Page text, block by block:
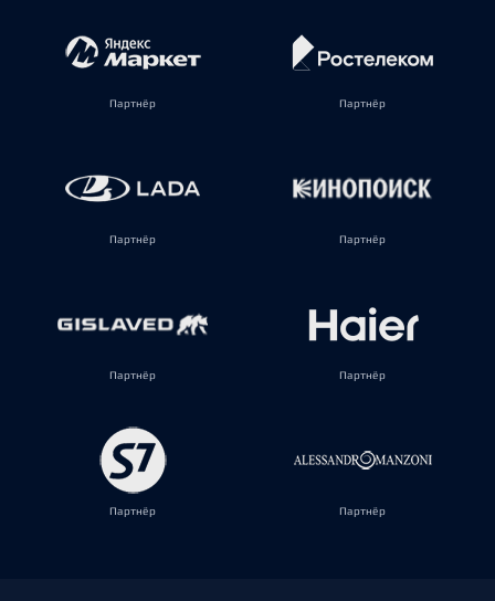
Партнёр Партнёр
Партнёр Партнёр
Партнёр Партнёр
Партнёр Партнёр